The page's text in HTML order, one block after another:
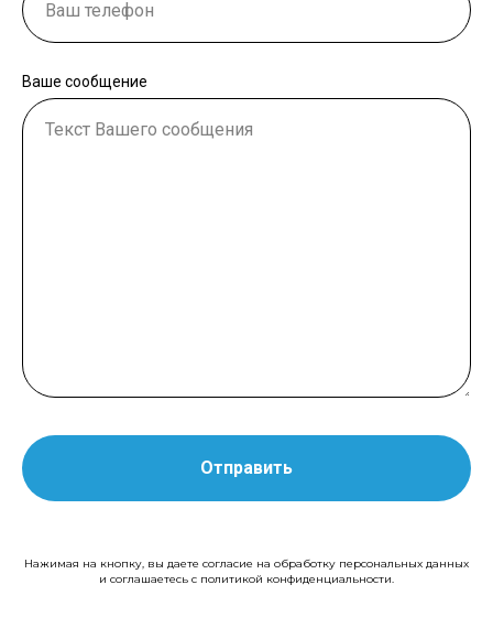
Ваше сообщение
Отправить
Нажимая на кнопку, вы даете согласие на обработку персональных данных
и соглашаетесь с политикой конфиденциальности.